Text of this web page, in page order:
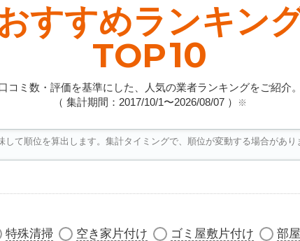
すすめランキン
TOP10
コミ数・評価を基準にした、人気の業者ランキングをご紹介。
（ 集計期間：2017/10/1〜2026/08/07） ※
て順位を算出します。集計タイミングで、順位が変動する場合があり
特殊清掃 空き家片付け ゴミ屋敷片付け 部